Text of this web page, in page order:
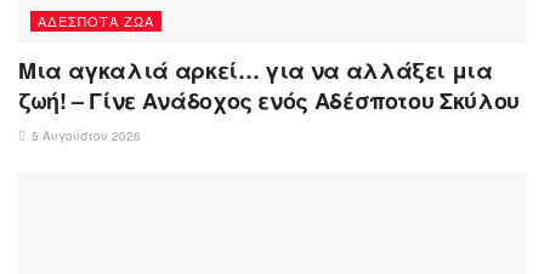
ΑΔΈΣΠΟΤΑ ΖΏΑ
Μια αγκαλιά αρκεί… για να αλλάξει μια
ζωή! – Γίνε Ανάδοχος ενός Αδέσποτου Σκύλου
5 Αυγούστου 2026